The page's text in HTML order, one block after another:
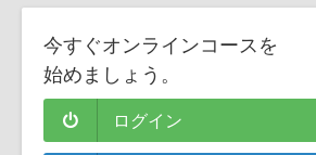
今すぐオンラインコースを
始めましょう。
ログイン